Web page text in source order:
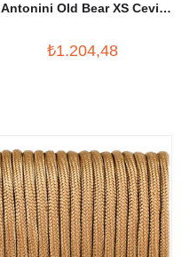
Antonini Old Bear XS Ceviz
₺1.204,48